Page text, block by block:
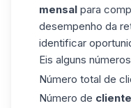
mensal para
desempenho da
identificar
Eis alguns
Número total de
Número de